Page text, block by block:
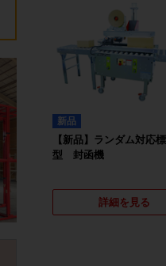
新品
【新品】ランダム対応
型 封函機
詳細を見る